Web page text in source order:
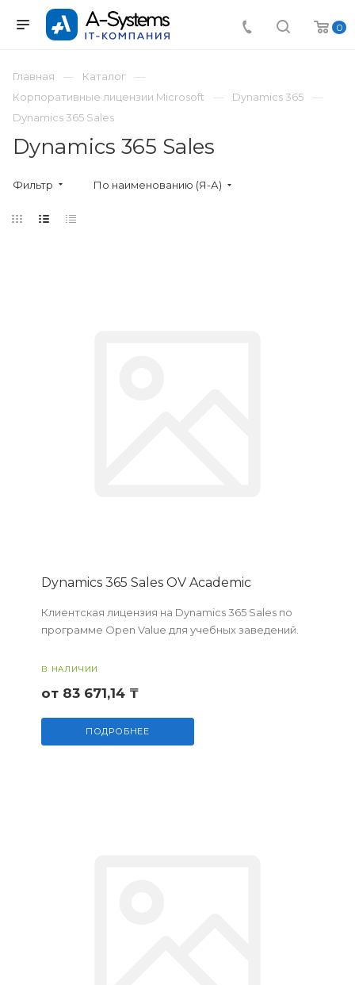
0
Главная
Каталог
Корпоративные лицензии Microsoft
Dynamics 365
Dynamics 365 Sales
Dynamics 365 Sales
Фильтр По наименованию (Я-А)
Dynamics 365 Sales OV Academic
Клиентская лицензия на Dynamics 365 Sales по
программе Open Value для учебных заведений.
В НАЛИЧИИ
от 83 671,14 ₸
ПОДРОБНЕЕ